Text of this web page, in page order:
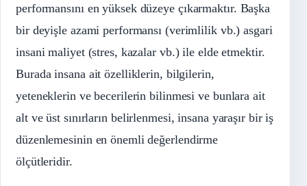
performansını en yüksek düzeye çıkarmaktır. Başka
bir deyişle azami performansı (verimlilik vb.) asgari
insani maliyet (stres, kazalar vb.) ile elde etmektir.
Burada insana ait özelliklerin, bilgilerin,
yeteneklerin ve becerilerin bilinmesi ve bunlara ait
alt ve üst sınırların belirlenmesi, insana yaraşır bir iş
düzenlemesinin en önemli değerlendirme
ölçütleridir.